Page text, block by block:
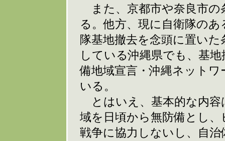
また、京都市や奈良市の
る。他方、現に自衛隊の
隊基地撤去を念頭に置い
している沖縄県でも、基
備地域宣言・沖縄ネット
いる。
とはいえ、基本的な内容
域を日頃から無防備とし
戦争に協力しないし、自